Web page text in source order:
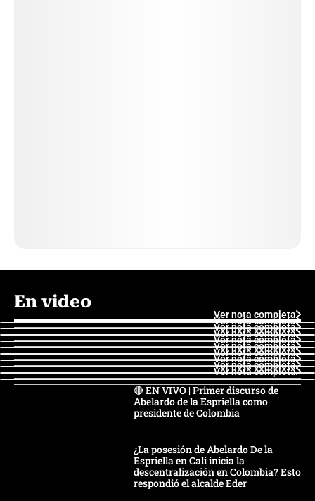
En video
Ver nota completa
Ver nota completa
Ver nota completa
Ver nota completa
Ver nota completa
Ver nota completa
Ver nota completa
Ver nota completa
Ver nota completa
Ver nota completa
🔴 EN VIVO | Primer discurso de
Abelardo de la Espriella como
presidente de Colombia
¿La posesión de Abelardo De la
Espriella en Cali inicia la
descentralización en Colombia? Esto
respondió el alcalde Eder